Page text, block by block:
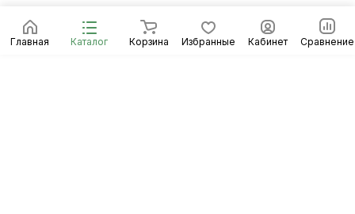
Главная Каталог Корзина Избранные Кабинет Сравнение